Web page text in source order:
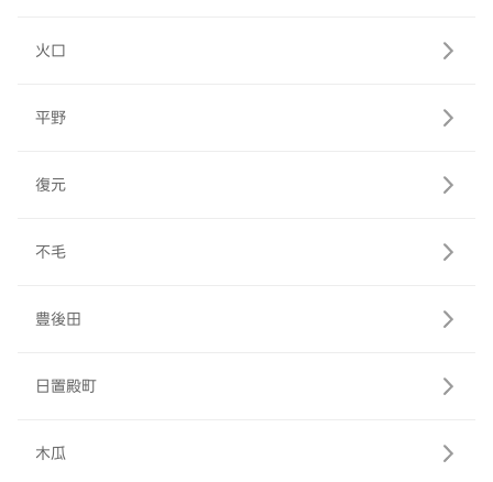
火口
平野
復元
不毛
豊後田
日置殿町
木瓜